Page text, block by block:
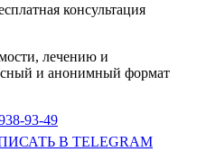
консультация
лечению и
и анонимный формат
93-49
В TELEGRAM